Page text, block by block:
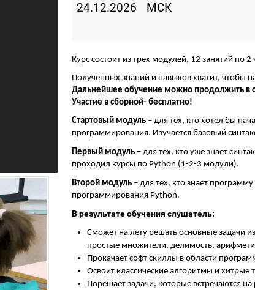
24.12.2026
МСК
Курс состоит из трех модулей, 12 занятий по
Полученных знаний и навыков хватит, чтобы
Дальнейшее обучение можно продолжить в
Участие в сборной- бесплатно!
Стартовый модуль – для тех, кто хотел бы
программирования. Изучается базовый
Первый модуль– для тех, кто уже знает
проходил курсы по Python (1-2-3 модули).
Второй модуль– для тех, кто знает
программирования Python.
В результате обучения слушатель:
Сможет на лету решать основные задачи
простые множители, делимость,
Прокачает софт скиллы в области
Освоит классические алгоритмы и хитрые
Порешает задачи, которые встречаются